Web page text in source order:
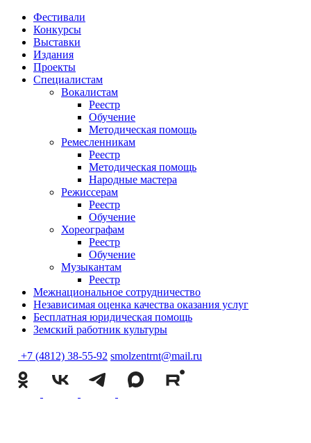
Фестивали
Конкурсы
Выставки
Издания
Проекты
Специалистам
Вокалистам
Реестр
Обучение
Методическая помощь
Ремесленникам
Реестр
Методическая помощь
Народные мастера
Режиссерам
Реестр
Обучение
Хореографам
Реестр
Обучение
Музыкантам
Реестр
Межнациональное сотрудничество
Независимая оценка качества оказания услуг
Бесплатная юридическая помощь
Земский работник культуры
+7 (4812) 38-55-92 smolzentrnt@mail.ru